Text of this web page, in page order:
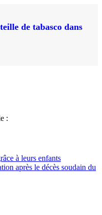
de tabasco dans
:
à leurs enfants
après le décès soudain du